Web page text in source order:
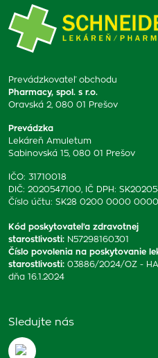
Prevádzkovateľ obchodu
Pharmacy, spol. s r.o.
Oravská 2, 080 01 Prešov
Prevádzka
Lekáreň Amuletum
Sabinovská 15, 080 01 Prešov
IČO: 31710018
DIČ: 2020547100, IČ DPH:
Číslo účtu: SK28 0200 0000
Kód poskytovateľa zdravotnej
starostlivosti: N57298160301
Číslo povolenia na poskytovanie
starostlivosti: 03886/2024/OZ -
dňa 16.1.2024
Sledujte nás